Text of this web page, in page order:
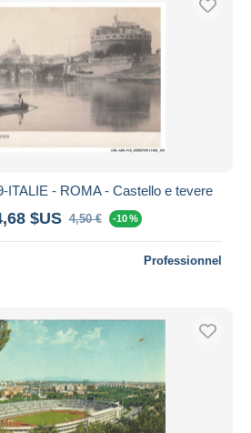
ITALIE - ROMA - Castello e tevere
$US 4,50 € -10 %
Professionnel